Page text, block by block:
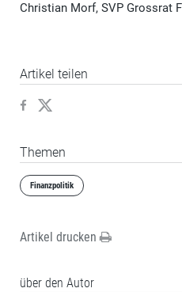
Christian Morf, SVP Grossrat
Artikel teilen
Themen
Finanzpolitik
Artikel drucken
über den Autor